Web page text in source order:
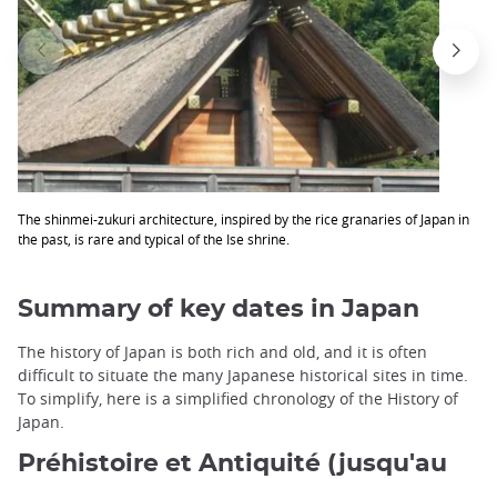
The shinmei-zukuri architecture, inspired by the rice granaries of Japan in
the past, is rare and typical of the Ise shrine.
Summary of key dates in Japan
The history of Japan is both rich and old, and it is often
difficult to situate the many Japanese historical sites in time.
To simplify, here is a simplified chronology of the History of
Japan.
Préhistoire et Antiquité (jusqu'au